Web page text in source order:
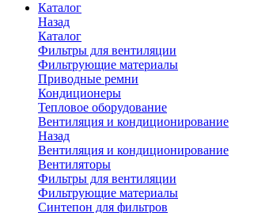
Каталог
Назад
Каталог
Фильтры для вентиляции
Фильтрующие материалы
Приводные ремни
Кондиционеры
Тепловое оборудование
Вентиляция и кондиционирование
Назад
Вентиляция и кондиционирование
Вентиляторы
Фильтры для вентиляции
Фильтрующие материалы
Синтепон для фильтров